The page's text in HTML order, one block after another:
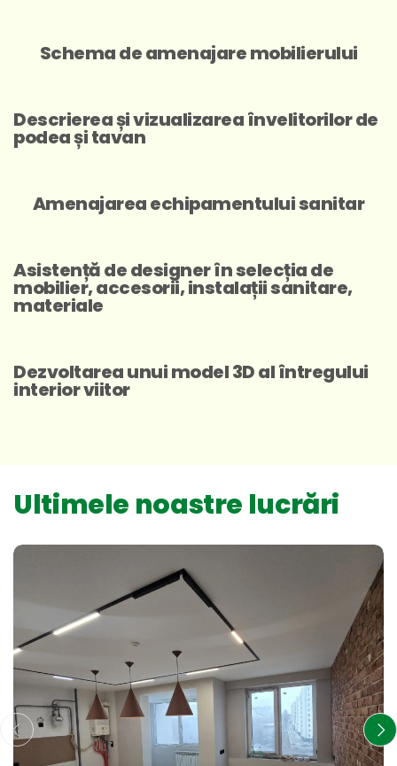
Schema de amenajare mobilierului
Descrierea și vizualizarea învelitorilor de
podea și tavan
Amenajarea echipamentului sanitar
Asistență de designer în selecția de
mobilier, accesorii, instalații sanitare,
materiale
Dezvoltarea unui model 3D al întregului
interior viitor
Ultimele noastre lucrări